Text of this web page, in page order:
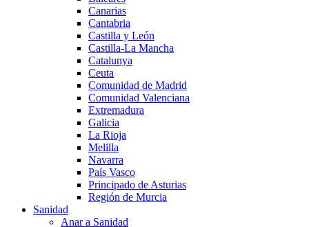
Canarias
Cantabria
Castilla y León
Castilla-La Mancha
Catalunya
Ceuta
Comunidad de Madrid
Comunidad Valenciana
Extremadura
Galicia
La Rioja
Melilla
Navarra
País Vasco
Principado de Asturias
Región de Murcia
Sanidad
Anar a Sanidad